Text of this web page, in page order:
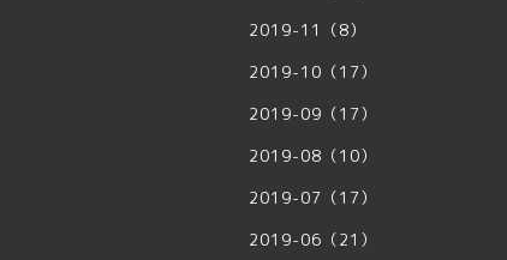
2019-11（8）
2019-10（17）
2019-09（17）
2019-08（10）
2019-07（17）
2019-06（21）